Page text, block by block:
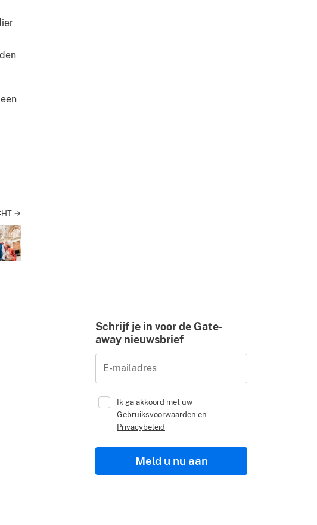
→
Schrijf je in voor de Gate-
away nieuwsbrief
E-mailadres
Ik ga akkoord met uw
Gebruiksvoorwaarden en
Privacybeleid
Meld u nu aan